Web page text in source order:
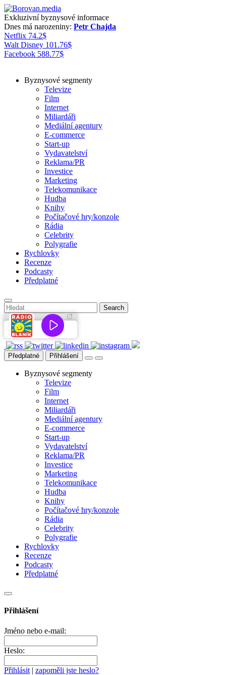
Exkluzivní byznysové informace
Dnes má narozeniny: Petr Chajda
Netflix 74.2$
Walt Disney 101.76$
Facebook 588.77$
Byznysové segmenty
Televize
Film
Internet
Miliardáři
Mediální agentury
E-commerce
Start-up
Vydavatelství
Reklama/PR
Investice
Marketing
Telekomunikace
Hudba
Knihy
Počítačové hry/konzole
Rádia
Celebrity
Polygrafie
Rychlovky
Recenze
Podcasty
Předplatné
Předplatné Přihlášení
Byznysové segmenty
Televize
Film
Internet
Miliardáři
Mediální agentury
E-commerce
Start-up
Vydavatelství
Reklama/PR
Investice
Marketing
Telekomunikace
Hudba
Knihy
Počítačové hry/konzole
Rádia
Celebrity
Polygrafie
Rychlovky
Recenze
Podcasty
Předplatné
Přihlášení
Jméno nebo e-mail:
Heslo:
Přihlásit | zapoměli jste heslo?